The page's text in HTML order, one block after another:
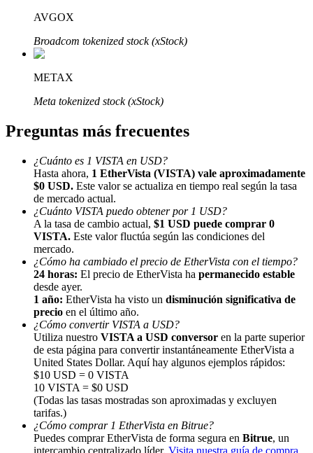
Afiliados de Bitrue
¡Hasta un 65% de comisiones!
Referencia
Invita a un amigo para recibir recompensas en efectivo
BTC Welcome Rewards
BTC Welcome Rewards
AVGOX
Broadcom tokenized stock (xStock)
METAX
Meta tokenized stock (xStock)
Preguntas más frecuentes
¿Cuánto es 1 VISTA en USD?
Hasta ahora, 1 EtherVista (VISTA) vale aproximadamente
$0 USD. Este valor se actualiza en tiempo real según la tasa
de mercado actual.
¿Cuánto VISTA puedo obtener por 1 USD?
A la tasa de cambio actual, $1 USD puede comprar 0
VISTA. Este valor fluctúa según las condiciones del
mercado.
¿Cómo ha cambiado el precio de EtherVista con el tiempo?
24 horas: El precio de EtherVista ha permanecido estable
desde ayer.
1 año: EtherVista ha visto un disminución significativa de
precio en el último año.
¿Cómo convertir VISTA a USD?
Utiliza nuestro VISTA a USD conversor en la parte superior
de esta página para convertir instantáneamente EtherVista a
United States Dollar. Aquí hay algunos ejemplos rápidos:
$10 USD = 0 VISTA
10 VISTA = $0 USD
(Todas las tasas mostradas son aproximadas y excluyen
tarifas.)
¿Cómo comprar 1 EtherVista en Bitrue?
Puedes comprar EtherVista de forma segura en Bitrue, un
intercambio centralizado líder. Visita nuestra guía de compra